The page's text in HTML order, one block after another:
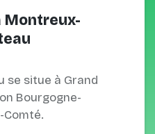
Montreux-
se situe à Grand
Bourgogne-
Comté.